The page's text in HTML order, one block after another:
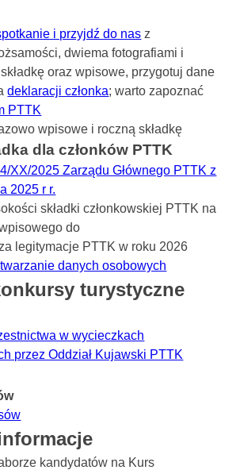
i przyjdź do nas z
dwiema fotografiami i
oraz wpisowe, przygotuj dane
deklaracji członka; warto zapoznać
PTTK
wpisowe i roczną składkę
dla członków PTTK
XX/2025 Zarządu Głównego PTTK z
2025 r r.
składki członkowskiej PTTK na
do
legitymacje PTTK w roku 2026
danych osobowych
turystyczne
w wycieczkach
przez Oddział Kujawski PTTK
kandydatów na Kurs